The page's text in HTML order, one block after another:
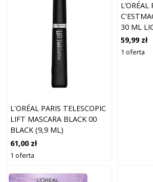
L'ORÉAL PARIS TELESCOPIC
LIFT MASCARA BLACK 00
BLACK (9,9 ML)
61,00 zł
1 oferta
L’ORÉAL
30 ML
59,99 zł
1 oferta